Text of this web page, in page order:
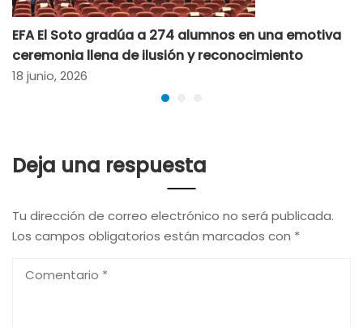
EFA El Soto gradúa a 274 alumnos en una emotiva
ceremonia llena de ilusión y reconocimiento
18 junio, 2026
Deja una respuesta
Tu dirección de correo electrónico no será publicada.
Los campos obligatorios están marcados con *